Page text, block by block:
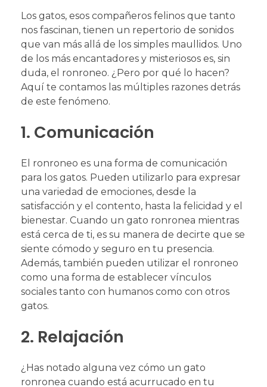
Los gatos, esos compañeros felinos que tanto
nos fascinan, tienen un repertorio de sonidos
que van más allá de los simples maullidos. Uno
de los más encantadores y misteriosos es, sin
duda, el ronroneo. ¿Pero por qué lo hacen?
Aquí te contamos las múltiples razones detrás
de este fenómeno.
1. Comunicación
El ronroneo es una forma de comunicación
para los gatos. Pueden utilizarlo para expresar
una variedad de emociones, desde la
satisfacción y el contento, hasta la felicidad y el
bienestar. Cuando un gato ronronea mientras
está cerca de ti, es su manera de decirte que se
siente cómodo y seguro en tu presencia.
Además, también pueden utilizar el ronroneo
como una forma de establecer vínculos
sociales tanto con humanos como con otros
gatos.
2. Relajación
¿Has notado alguna vez cómo un gato
ronronea cuando está acurrucado en tu